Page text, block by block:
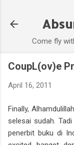
Come fly
CoupL(ov)e
April 16, 2011
Finally,
selesai sudah.
penerbit buku di